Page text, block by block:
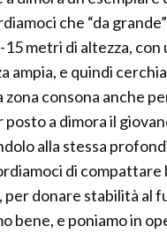
che “da
15 metri di altezza, con
ampia, e quindi
zona consona anche
posto a dimora il
alla stessa
di
per donare stabilità al
bene, e poniamo in